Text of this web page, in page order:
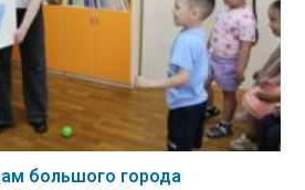
большого города